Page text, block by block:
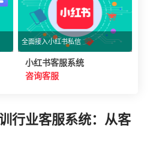
全面接入小红书私信
小红书客服系统
咨询客服
行业客服系统：从客